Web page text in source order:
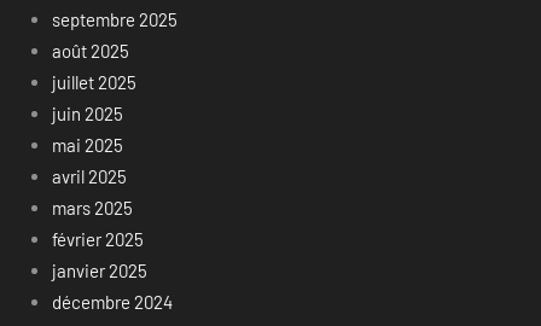
septembre 2025
août 2025
juillet 2025
juin 2025
mai 2025
avril 2025
mars 2025
février 2025
janvier 2025
décembre 2024